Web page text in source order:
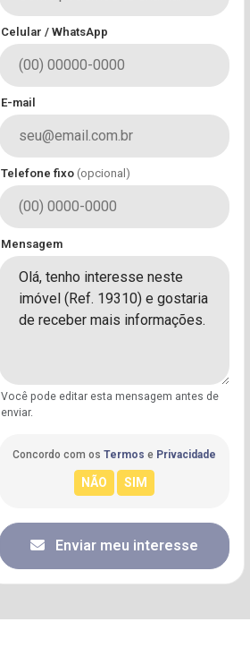
Celular / WhatsApp
E-mail
Telefone fixo (opcional)
Mensagem
Você pode editar esta mensagem antes de
enviar.
Concordo com os Termos e Privacidade
Enviar meu interesse